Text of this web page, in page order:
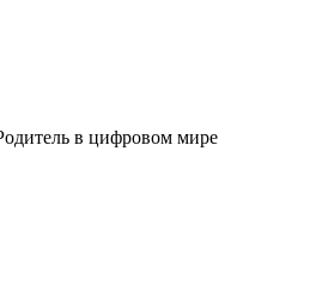
в цифровом мире